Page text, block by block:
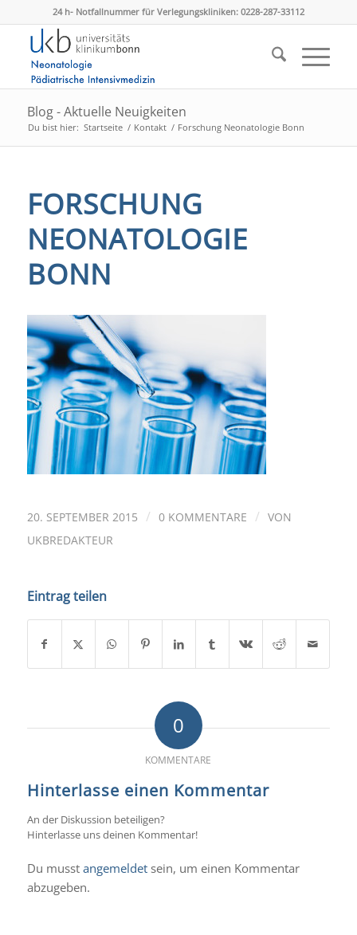
24 h- Notfallnummer für Verlegungskliniken: 0228-287-33112
Blog - Aktuelle Neuigkeiten
Du bist hier: Startseite / Kontakt / Forschung Neonatologie Bonn
FORSCHUNG
NEONATOLOGIE
BONN
20. SEPTEMBER 2015 / 0 KOMMENTARE / VON
UKBREDAKTEUR
Eintrag teilen
0
KOMMENTARE
Hinterlasse einen Kommentar
An der Diskussion beteiligen?
Hinterlasse uns deinen Kommentar!
Du musst angemeldetsein, um einen Kommentar
abzugeben.